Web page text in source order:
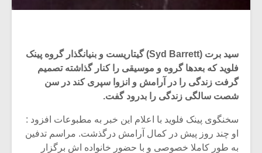
سید برت (Syd Barrett) گیتاریست و بنیانگذار گروه پینک
فلوید که بعدها گروه و موسیقی را کنار گذاشته تصمیم
گرفت زندگی را در آرامش و انزوا سپری کند در سن
شصت سالگی زندگی را بدرود گفت.
سخنگوی پینک فلوید با اعلام این خبر به مطبوعات افزود :
او چند روز پیش در کمال آرامش درگذشت. مراسم تدفین
به طور کاملا خصوصی و با حضور خانواده اش برگزار